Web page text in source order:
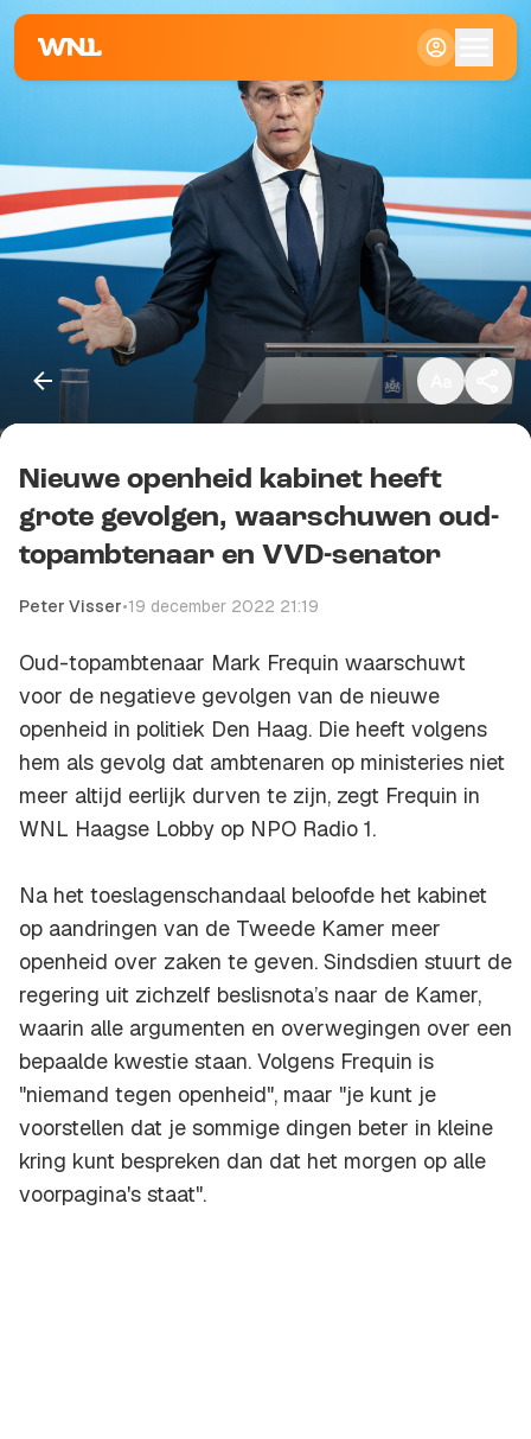
Klein
Standaard
Groot
Kopieer link
Nieuwe openheid kabinet heeft
grote gevolgen, waarschuwen oud-
topambtenaar en VVD-senator
Peter Visser•19 december 2022 21:19
Oud-topambtenaar Mark Frequin waarschuwt
voor de negatieve gevolgen van de nieuwe
openheid in politiek Den Haag. Die heeft volgens
hem als gevolg dat ambtenaren op ministeries niet
meer altijd eerlijk durven te zijn, zegt Frequin in
WNL Haagse Lobby op NPO Radio 1.
Na het toeslagenschandaal beloofde het kabinet
op aandringen van de Tweede Kamer meer
openheid over zaken te geven. Sindsdien stuurt de
regering uit zichzelf beslisnota’s naar de Kamer,
waarin alle argumenten en overwegingen over een
bepaalde kwestie staan. Volgens Frequin is
"niemand tegen openheid", maar "je kunt je
voorstellen dat je sommige dingen beter in kleine
kring kunt bespreken dan dat het morgen op alle
voorpagina's staat".